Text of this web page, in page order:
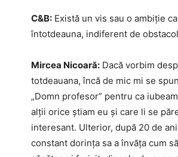
C&B: Există un vis sau o ambiție
întotdeauna, indiferent de
Mircea Nicoară: Dacă vorbim
totdeauana, încă de mic mi se
„Domn profesor” pentru ca
alții orice știam eu și care li se
interesant. Ulterior, după 20 de
constant dorința sa a învăța cum